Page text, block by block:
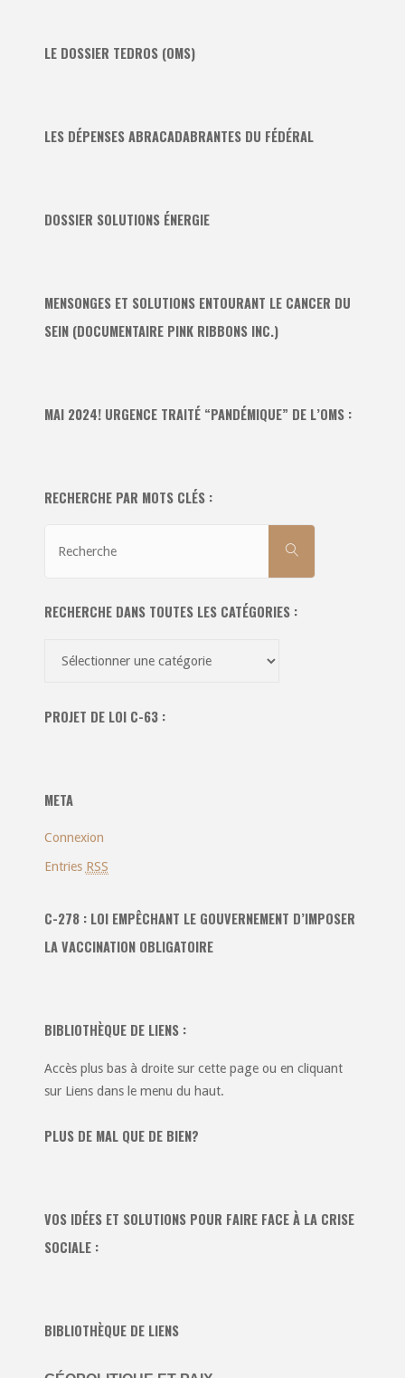
LE DOSSIER TEDROS (OMS)
LES DÉPENSES ABRACADABRANTES DU FÉDÉRAL
DOSSIER SOLUTIONS ÉNERGIE
MENSONGES ET SOLUTIONS ENTOURANT LE CANCER DU
SEIN (DOCUMENTAIRE PINK RIBBONS INC.)
MAI 2024! URGENCE TRAITÉ “PANDÉMIQUE” DE L’OMS :
RECHERCHE PAR MOTS CLÉS :
RECHERCHE
RECHERCHE DANS TOUTES LES CATÉGORIES :
les
PROJET DE LOI C-63 :
META
Connexion
Entries RSS
C-278 : LOI EMPÊCHANT LE GOUVERNEMENT D’IMPOSER
LA VACCINATION OBLIGATOIRE
BIBLIOTHÈQUE DE LIENS :
Accès plus bas à droite sur cette page ou en cliquant
sur Liens dans le menu du haut.
PLUS DE MAL QUE DE BIEN?
VOS IDÉES ET SOLUTIONS POUR FAIRE FACE À LA CRISE
SOCIALE :
BIBLIOTHÈQUE DE LIENS